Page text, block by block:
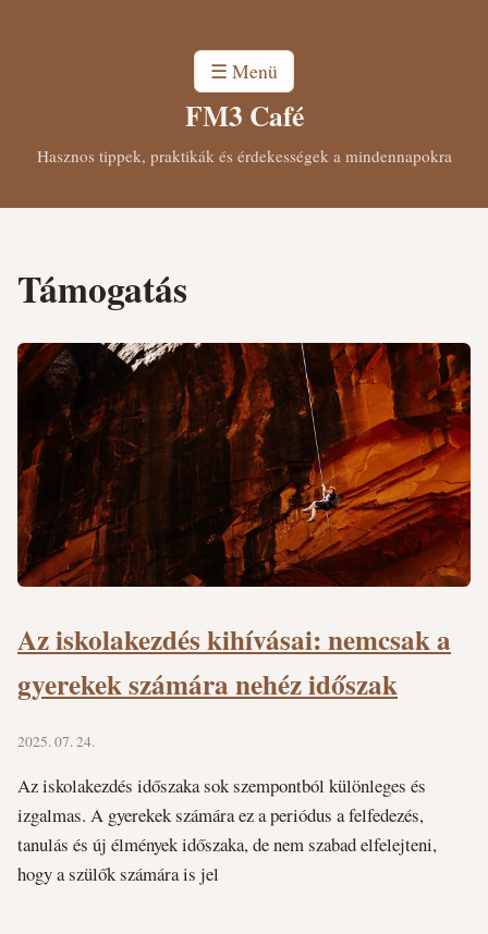
☰ Menü
FM3 Café
Hasznos tippek, praktikák és érdekességek a mindennapokra
Támogatás
Az iskolakezdés kihívásai: nemcsak a
gyerekek számára nehéz időszak
2025. 07. 24.
Az iskolakezdés időszaka sok szempontból különleges és
izgalmas. A gyerekek számára ez a periódus a felfedezés,
tanulás és új élmények időszaka, de nem szabad elfelejteni,
hogy a szülők számára is jel